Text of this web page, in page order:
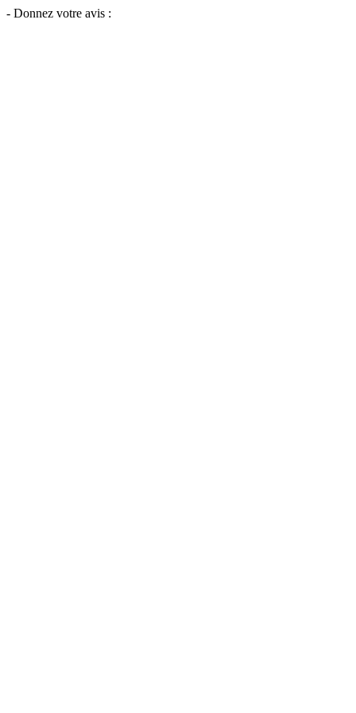
- Donnez votre avis :